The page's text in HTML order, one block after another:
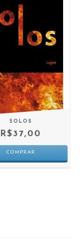
SOLOS
R$37,00